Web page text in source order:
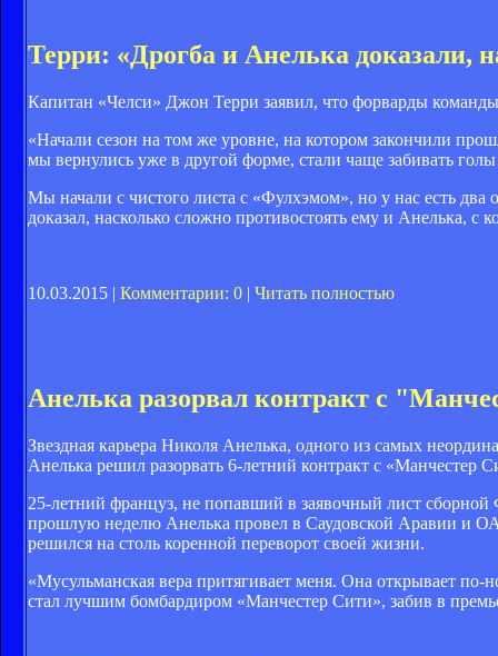
Терри: «Дрогба и Анелька доказали,
Капитан «Челси» Джон Терри заявил, что форварды
«Начали сезон на том же уровне, на котором закончили
мы вернулись уже в другой форме, стали чаще забивать
Мы начали с чистого листа с «Фулхэмом», но у нас есть
доказал, насколько сложно противостоять ему и Анелька,
10.03.2015 | Комментарии: 0 | Читать полностью
Анелька разорвал контракт с
Звездная карьера Николя Анелька, одного из самых
Анелька решил разорвать 6-летний контракт с
25-летний француз, не попавший в заявочный лист
прошлую неделю Анелька провел в Саудовской Аравии и
решился на столь коренной переворот своей жизни.
«Мусульманская вера притягивает меня. Она открывает
стал лучшим бомбардиром «Манчестер Сити», забив в